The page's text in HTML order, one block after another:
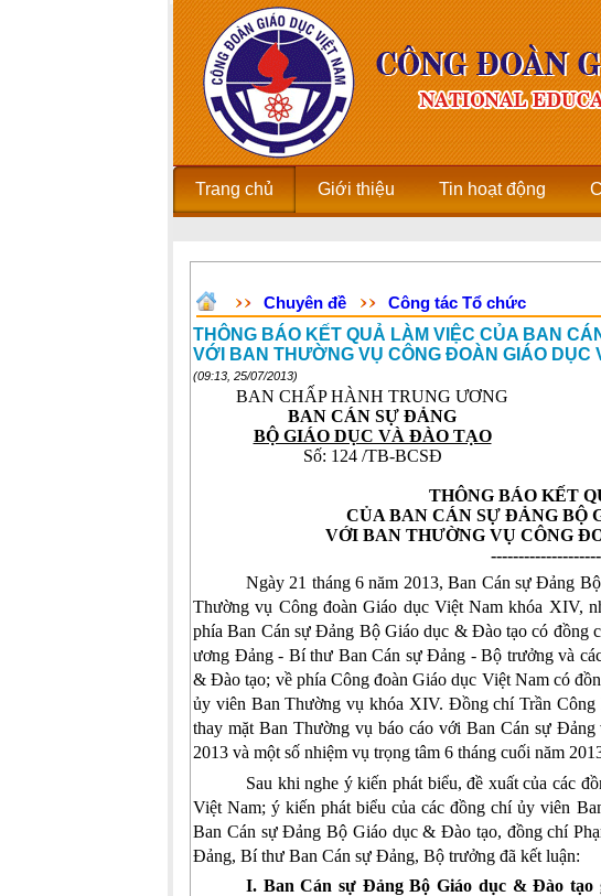
Trang chủ Giới thiệu Tin hoạt động
Chuyên đề
Công tác Tổ chức
THÔNG BÁO KẾT QUẢ LÀM VIỆC CỦA BAN
VỚI BAN THƯỜNG VỤ CÔNG ĐOÀN GIÁO DỤC
(09:13, 25/07/2013)
BAN CHẤP HÀNH TRUNG ƯƠNG
BAN CÁN SỰ ĐẢNG
BỘ GIÁO DỤC VÀ ĐÀO TẠO
Số: 124 /TB-BCSĐ
THÔNG BÁO KẾT
CỦA BAN CÁN SỰ ĐẢNG BỘ
VỚI BAN THƯỜNG VỤ CÔNG
Ngày 21 tháng 6 năm 2013, Ban Cán sự Đảng
Thường vụ Công đoàn Giáo dục Việt Nam khóa XIV,
phía Ban Cán sự Đảng Bộ Giáo dục & Đào tạo có đồng
ương Đảng - Bí thư Ban Cán sự Đảng - Bộ trưởng và
& Đào tạo; về phía Công đoàn Giáo dục Việt Nam có
ủy viên Ban Thường vụ khóa XIV. Đồng chí Trần
thay mặt Ban Thường vụ báo cáo với Ban Cán sự
2013 và một số nhiệm vụ trọng tâm 6 tháng cuối năm
Sau khi nghe ý kiến phát biểu, đề xuất của các
Việt Nam; ý kiến phát biểu của các đồng chí ủy viên
Ban Cán sự Đảng Bộ Giáo dục & Đào tạo, đồng chí
Đảng, Bí thư Ban Cán sự Đảng, Bộ trưởng đã kết luận:
I. Ban Cán sự Đảng Bộ Giáo dục & Đào tạo